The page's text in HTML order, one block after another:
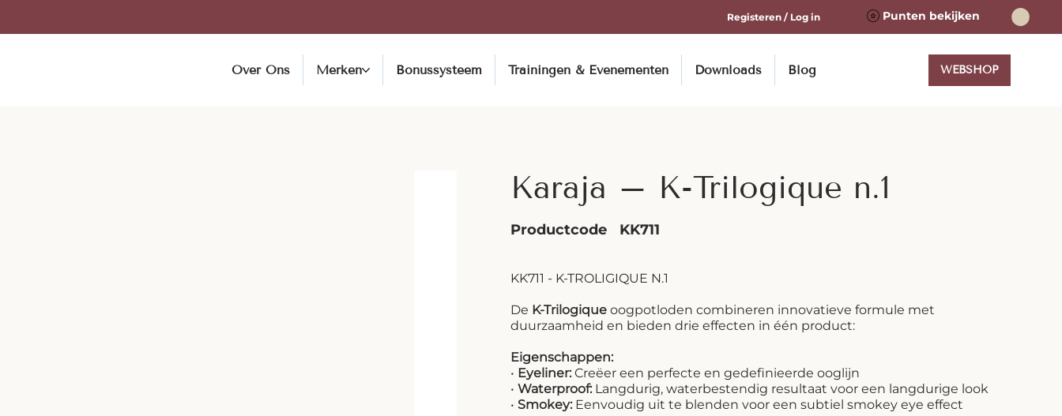
Punten bekijken
Registeren / Log in
Over Ons Merken Bonussysteem Trainingen & Evenementen Downloads Blog WEBSHOP
Karaja – K-Trilogique n.1
Productcode KK711
KK711 - K-TROLIGIQUE N.1
De K-Trilogiqueoogpotloden combineren innovatieve formule met
duurzaamheid en bieden drie effecten in één product:
Eigenschappen:
• Eyeliner:Creëer een perfecte en gedefinieerde ooglijn
• Waterproof:Langdurig, waterbestendig resultaat voor een langdurige look
• Smokey:Eenvoudig uit te blenden voor een subtiel smokey eye effect